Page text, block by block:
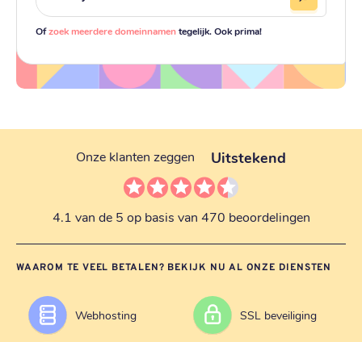
Ofzoek meerdere domeinnamentegelijk. Ook prima!
Onze klanten zeggen Uitstekend
4.1 van de 5 op basis van 470 beoordelingen
WAAROM TE VEEL BETALEN? BEKIJK NU AL ONZE DIENSTEN
Webhosting SSL beveiliging